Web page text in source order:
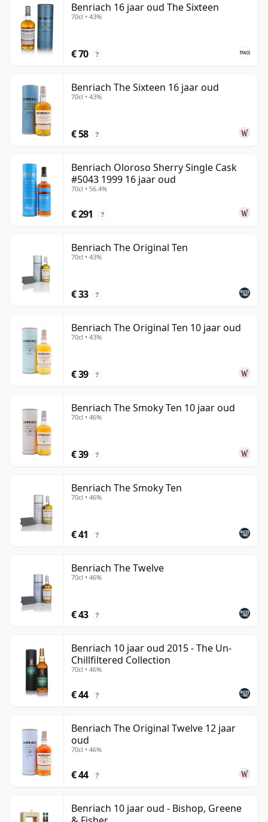
Benriach 16 jaar oud The Sixteen
70cl • 43%
€ 70 ?
Benriach The Sixteen 16 jaar oud
70cl • 43%
€ 58 ?
Benriach Oloroso Sherry Single Cask
#5043 1999 16 jaar oud
70cl • 56.4%
€ 291 ?
Benriach The Original Ten
70cl • 43%
€ 33 ?
Benriach The Original Ten 10 jaar oud
70cl • 43%
€ 39 ?
Benriach The Smoky Ten 10 jaar oud
70cl • 46%
€ 39 ?
Benriach The Smoky Ten
70cl • 46%
€ 41 ?
Benriach The Twelve
70cl • 46%
€ 43 ?
Benriach 10 jaar oud 2015 - The Un-
Chillfiltered Collection
70cl • 46%
€ 44 ?
Benriach The Original Twelve 12 jaar
oud
70cl • 46%
€ 44 ?
Benriach 10 jaar oud - Bishop, Greene